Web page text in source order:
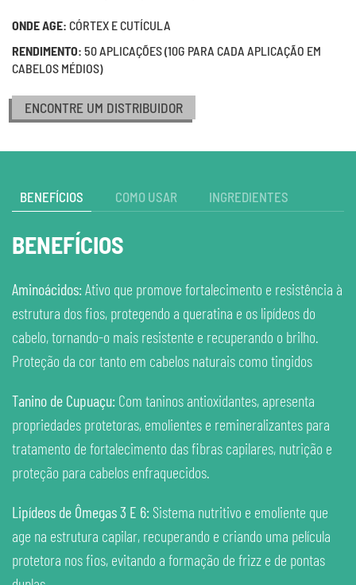
ONDE AGE: CÓRTEX E CUTÍCULA
RENDIMENTO: 50 APLICAÇÕES (10G PARA CADA APLICAÇÃO EM
CABELOS MÉDIOS)
ENCONTRE UM DISTRIBUIDOR
BENEFÍCIOS COMO USAR INGREDIENTES
BENEFÍCIOS
Aminoácidos:Ativo que promove fortalecimento e resistência à
estrutura dos fios, protegendo a queratina e os lipídeos do
cabelo, tornando-o mais resistente e recuperando o brilho.
Proteção da cor tanto em cabelos naturais como tingidos
Tanino de Cupuaçu: Com taninos antioxidantes, apresenta
propriedades protetoras, emolientes e remineralizantes para
tratamento de fortalecimento das fibras capilares, nutrição e
proteção para cabelos enfraquecidos.
Lipídeos de Ômegas 3 E 6: Sistema nutritivo e emoliente que
age na estrutura capilar, recuperando e criando uma película
protetora nos fios, evitando a formação de frizz e de pontas